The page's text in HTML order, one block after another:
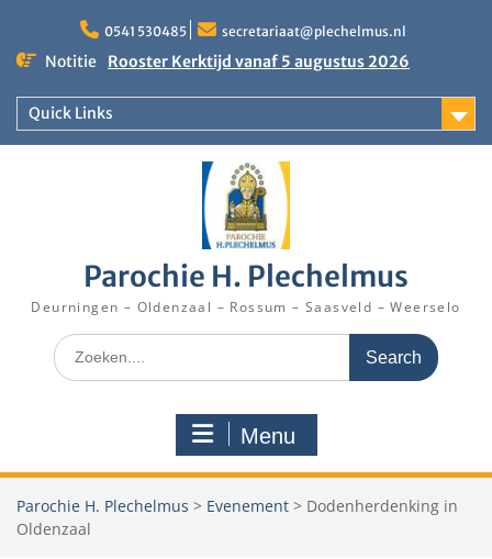
content
0541 530485 secretariaat@plechelmus.nl
Notitie
Rooster Kerktijd vanaf 5 augustus 2026
zondag 27 september 2026 in Klooster
Denekamp
Quick Links
Parochie H. Plechelmus
Deurningen – Oldenzaal – Rossum – Saasveld – Weerselo
Search
for:
Menu
Parochie H. Plechelmus > Evenement > Dodenherdenking in
Oldenzaal